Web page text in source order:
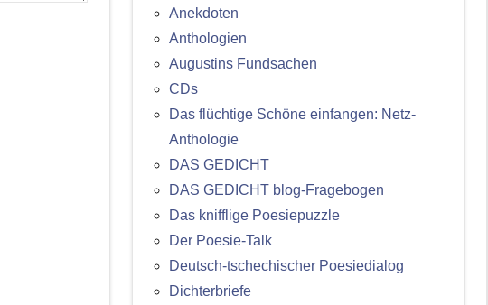
Anekdoten
Anthologien
Augustins Fundsachen
CDs
Das flüchtige Schöne einfangen: Netz-
Anthologie
DAS GEDICHT
DAS GEDICHT blog-Fragebogen
Das knifflige Poesiepuzzle
Der Poesie-Talk
Deutsch-tschechischer Poesiedialog
Dichterbriefe